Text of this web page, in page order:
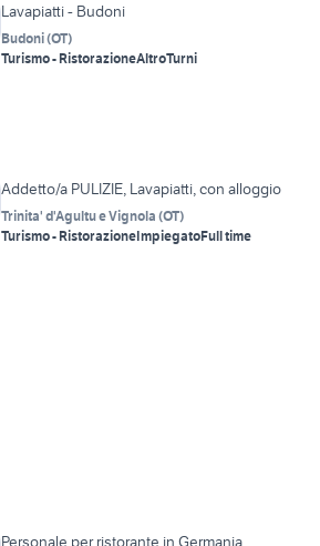
Lavapiatti - Budoni
Budoni(OT)
Turismo - RistorazioneAltroTurni
Addetto/a PULIZIE, Lavapiatti, con alloggio
Trinita' d'Agultu e Vignola (OT)
Turismo - RistorazioneImpiegatoFull time
Personale per ristorante in Germania